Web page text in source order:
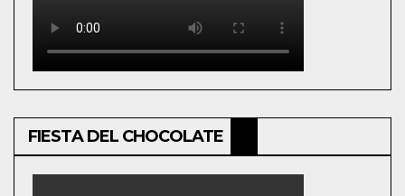
FIESTA DEL CHOCOLATE